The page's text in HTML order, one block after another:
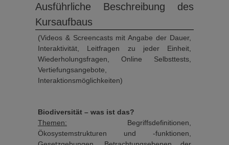
Ausführliche Beschreibung des
Kursaufbaus
(Videos & Screencasts mit Angabe der Dauer,
Interaktivität, Leitfragen zu jeder Einheit,
Wiederholungsfragen, Online Selbsttests,
Vertiefungsangebote,
Interaktionsmöglichkeiten)
Biodiversität – was ist das?
Themen: Begriffsdefinitionen,
Ökosystemstrukturen und -funktionen,